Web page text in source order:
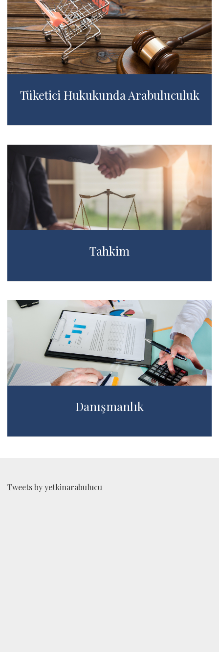
Tüketici Hukukunda Arabuluculuk
Tahkim
Danışmanlık
Tweets by yetkinarabulucu